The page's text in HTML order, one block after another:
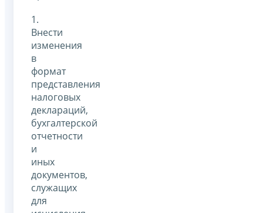
1.
Внести
изменения
в
формат
представления
налоговых
деклараций,
бухгалтерской
отчетности
и
иных
документов,
служащих
для